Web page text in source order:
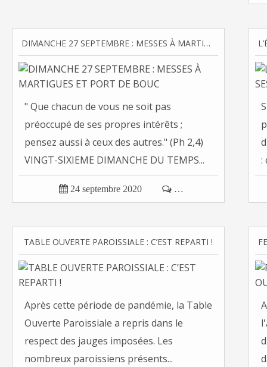
DIMANCHE 27 SEPTEMBRE : MESSES À MARTIGUES ET PORT DE BOUC
" Que chacun de vous ne soit pas
préoccupé de ses propres intérêts ;
pensez aussi à ceux des autres." (Ph 2,4)
VINGT-SIXIEME DIMANCHE DU TEMPS...
 24 septembre 2020  …
:
TABLE OUVERTE PAROISSIALE : C’EST REPARTI !
Après cette période de pandémie, la Table
Ouverte Paroissiale a repris dans le
respect des jauges imposées. Les
nombreux paroissiens présents...